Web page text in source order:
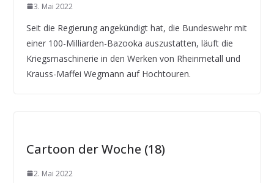
3. Mai 2022
Seit die Regierung angekündigt hat, die Bundeswehr mit
einer 100-Milliarden-Bazooka auszustatten, läuft die
Kriegsmaschinerie in den Werken von Rheinmetall und
Krauss-Maffei Wegmann auf Hochtouren.
Cartoon der Woche (18)
2. Mai 2022